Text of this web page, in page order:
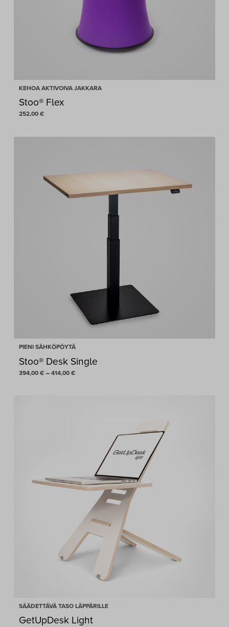
KEHOA AKTIVOIVA JAKKARA
Stoo® Flex
252,00 €
PIENI SÄHKÖPÖYTÄ
Stoo® Desk Single
394,00 € – 414,00 €Hintaluokka:
SÄÄDETTÄVÄ TASO LÄPPÄRILLE
GetUpDesk Light